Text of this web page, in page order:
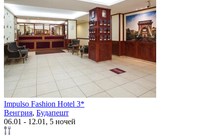
Impulso Fashion Hotel 3*
Венгрия, Будапешт
06.01 - 12.01, 5 ночей